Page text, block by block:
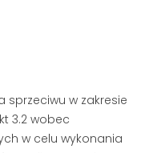
sprzeciwu w zakresie
3.2 wobec
w celu wykonania